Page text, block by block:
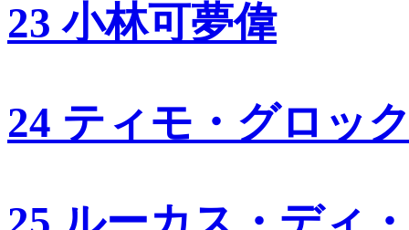
23 小林可夢偉
24 ティモ・グロッ